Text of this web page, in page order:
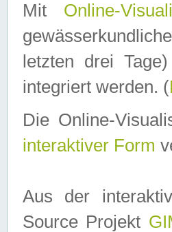
Mit Online-
letzten drei
integriert werden. (
Die Online-
interaktiver Form
Aus der
Source Projekt